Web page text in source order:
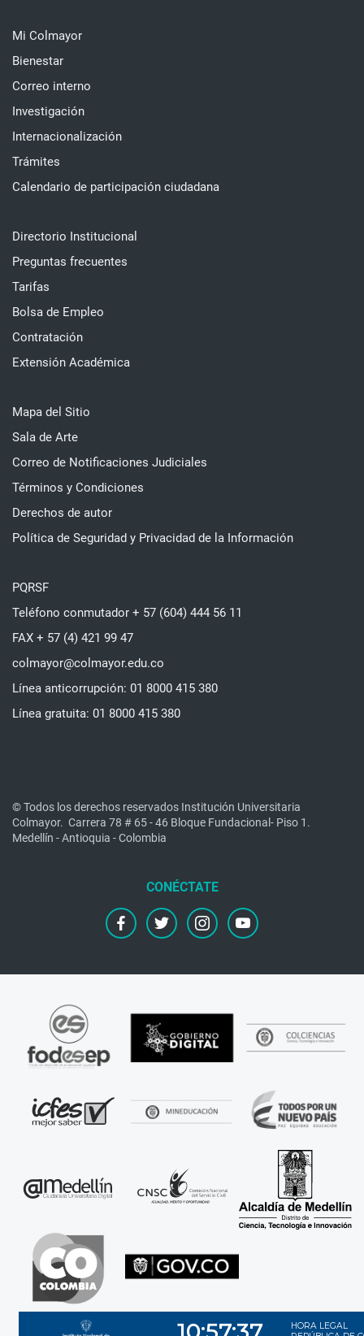
Mi Colmayor
Bienestar
Correo interno
Investigación
Internacionalización
Trámites
Calendario de participación ciudadana
Directorio Institucional
Preguntas frecuentes
Tarifas
Bolsa de Empleo
Contratación
Extensión Académica
Mapa del Sitio
Sala de Arte
Correo de Notificaciones Judiciales
Términos y Condiciones
Derechos de autor
Política de Seguridad y Privacidad de la Información
PQRSF
Teléfono conmutador + 57 (604) 444 56 11
FAX + 57 (4) 421 99 47
colmayor@colmayor.edu.co
Línea anticorrupción: 01 8000 415 380
Línea gratuita: 01 8000 415 380
© Todos los derechos reservados Institución Universitaria
Colmayor. Carrera 78 # 65 - 46 Bloque Fundacional- Piso 1.
Medellín - Antioquia - Colombia
facebooktwitter instagramyoutube